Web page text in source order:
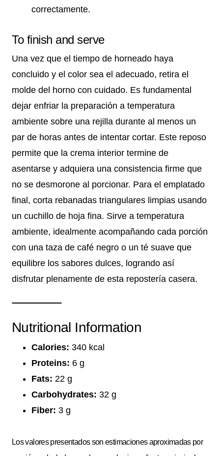
correctamente.
To finish and serve
Una vez que el tiempo de horneado haya
concluido y el color sea el adecuado, retira el
molde del horno con cuidado. Es fundamental
dejar enfriar la preparación a temperatura
ambiente sobre una rejilla durante al menos un
par de horas antes de intentar cortar. Este reposo
permite que la crema interior termine de
asentarse y adquiera una consistencia firme que
no se desmorone al porcionar. Para el emplatado
final, corta rebanadas triangulares limpias usando
un cuchillo de hoja fina. Sirve a temperatura
ambiente, idealmente acompañando cada porción
con una taza de café negro o un té suave que
equilibre los sabores dulces, logrando así
disfrutar plenamente de esta repostería casera.
Nutritional Information
Calories: 340 kcal
Proteins: 6 g
Fats: 22 g
Carbohydrates: 32 g
Fiber: 3 g
Los valores presentados son estimaciones aproximadas por